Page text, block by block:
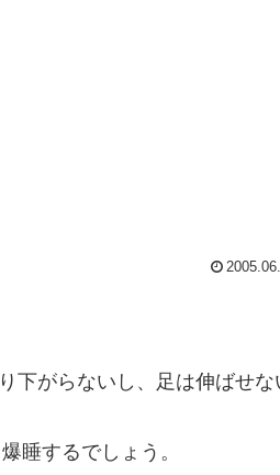
下がらないし、足は伸ばせな
睡するでしょう。